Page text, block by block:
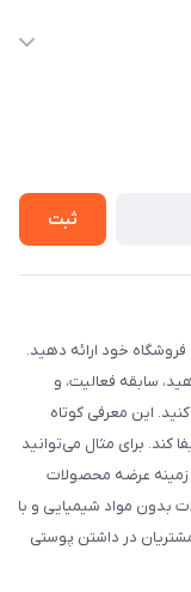
ثبت
خود ارائه دهید.
سابقه فعالیت، و
این معرفی کوتاه
کند. برای مثال می‌توانید
فعالیت خود را در زمینه عرضه محصولات
بدون مواد شیمیایی و با
در داشتن پوستی